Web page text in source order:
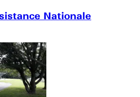
Nationale